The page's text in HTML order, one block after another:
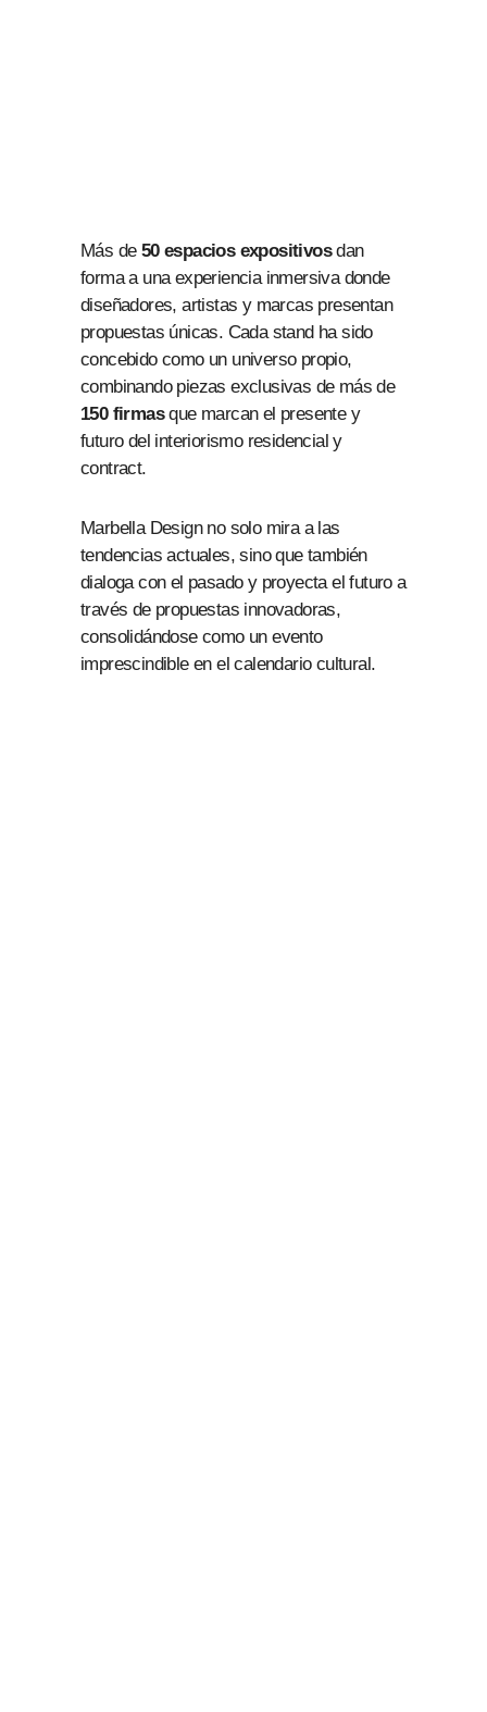
Más de 50 espacios expositivosdan
forma a una experiencia inmersiva donde
diseñadores, artistas y marcas presentan
propuestas únicas. Cada stand ha sido
concebido como un universo propio,
combinando piezas exclusivas de más de
150 firmasque marcan el presente y
futuro del interiorismo residencial y
contract.
Marbella Design no solo mira a las
tendencias actuales, sino que también
dialoga con el pasado y proyecta el futuro a
través de propuestas innovadoras,
consolidándose como un evento
imprescindible en el calendario cultural.